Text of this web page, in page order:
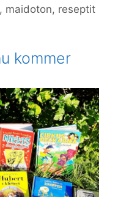
, maidoton, reseptit
kommer